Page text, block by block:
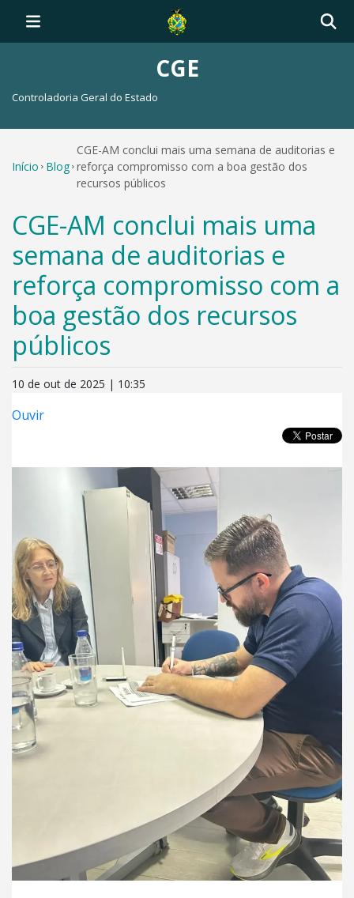
CGE
Controladoria Geral do Estado
Início Blog
CGE-AM conclui mais uma semana de auditorias e
reforça compromisso com a boa gestão dos
recursos públicos
CGE-AM conclui mais uma
semana de auditorias e
reforça compromisso com a
boa gestão dos recursos
públicos
10 de out de 2025 | 10:35
Ouvir